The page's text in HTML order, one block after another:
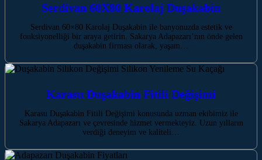
Serdivan 60X80 Karolaj Duşakabin
Serdivan 60×80 Karolaj Duşakabin ile banyonuzda estetik ve
fonksiyonelliği bir araya getirin. Sakarya Adapazarı’nın önde gelen
duşakabin firması olarak, yaşam…
Karasu Duşakabin Fitili Değişimi
Karasu Duşakabin Fitili Değişimi konusunda uzman ekibimiz ile
Sakarya Adapazarı ve çevresinde hizmet vermekteyiz. Uzun yılların
verdiği deneyim ve kaliteli…